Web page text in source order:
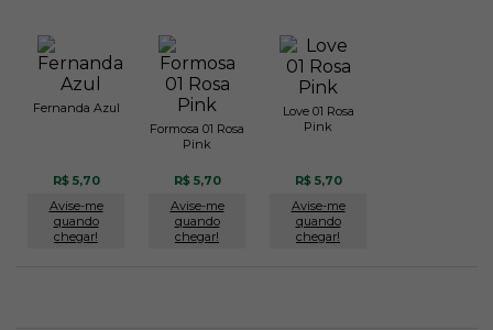
Fernanda Azul
R$ 5,70
Avise-me
quando
chegar!
Formosa 01 Rosa
Pink
R$ 5,70
Avise-me
quando
chegar!
Love 01 Rosa
Pink
R$ 5,70
Avise-me
quando
chegar!